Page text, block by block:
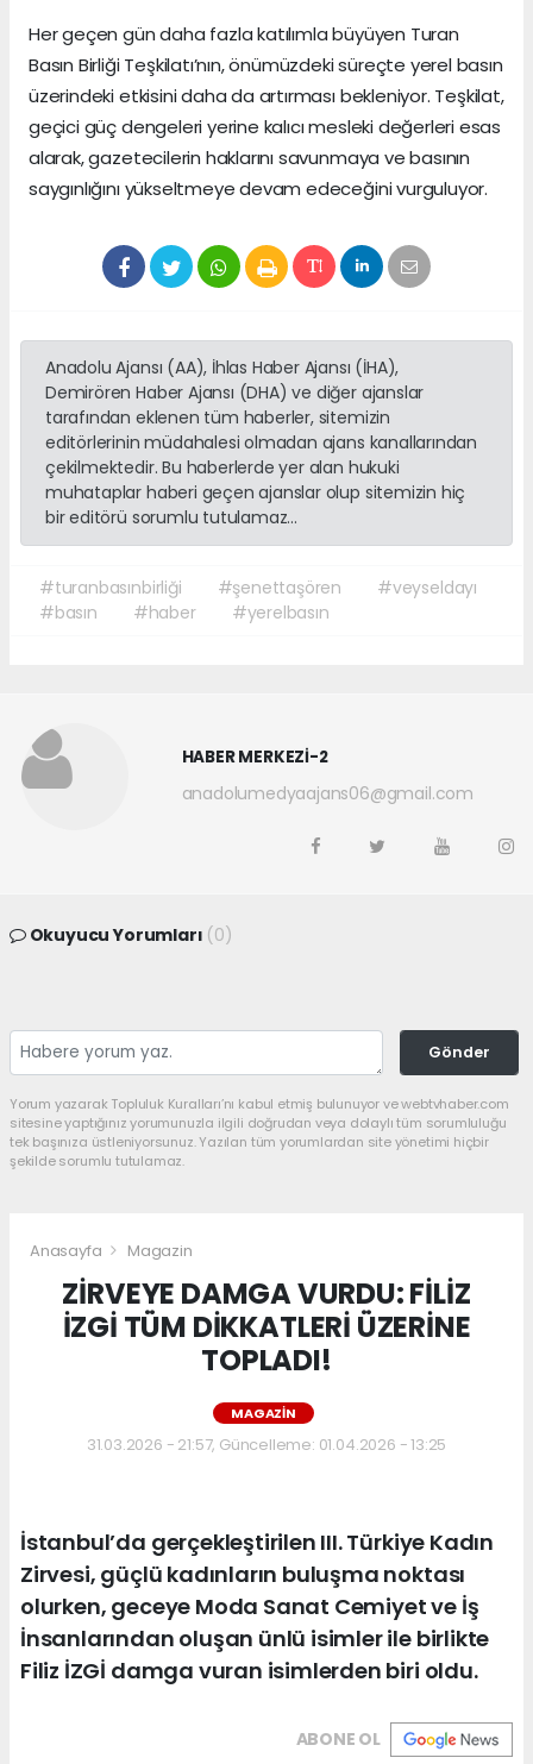
Her geçen gün daha fazla katılımla büyüyen Turan
Basın Birliği Teşkilatı’nın, önümüzdeki süreçte yerel basın
üzerindeki etkisini daha da artırması bekleniyor. Teşkilat,
geçici güç dengeleri yerine kalıcı mesleki değerleri esas
alarak, gazetecilerin haklarını savunmaya ve basının
saygınlığını yükseltmeye devam edeceğini vurguluyor.
Anadolu Ajansı (AA), İhlas Haber Ajansı (İHA),
Demirören Haber Ajansı (DHA) ve diğer ajanslar
tarafından eklenen tüm haberler, sitemizin
editörlerinin müdahalesi olmadan ajans kanallarından
çekilmektedir. Bu haberlerde yer alan hukuki
muhataplar haberi geçen ajanslar olup sitemizin hiç
bir editörü sorumlu tutulamaz...
#turanbasınbirliği #şenettaşören
#veyseldayı
#basın
#haber #yerelbasın
HABER MERKEZİ-2
anadolumedyaajans06@gmail.com
Okuyucu Yorumları (0)
Gönder
Yorum yazarak Topluluk Kuralları’nı kabul etmiş bulunuyor ve webtvhaber.com
sitesine yaptığınız yorumunuzla ilgili doğrudan veya dolaylı tüm sorumluluğu
tek başınıza üstleniyorsunuz. Yazılan tüm yorumlardan site yönetimi hiçbir
şekilde sorumlu tutulamaz.
Anasayfa Magazin
ZİRVEYE DAMGA VURDU: FİLİZ
İZGİ TÜM DİKKATLERİ ÜZERİNE
TOPLADI!
MAGAZIN
31.03.2026 - 21:57, Güncelleme: 01.04.2026 - 13:25
İstanbul’da gerçekleştirilen III. Türkiye Kadın
Zirvesi, güçlü kadınların buluşma noktası
olurken, geceye Moda Sanat Cemiyet ve İş
İnsanlarından oluşan ünlü isimler ile birlikte
Filiz İZGİ damga vuran isimlerden biri oldu.
ABONE OL